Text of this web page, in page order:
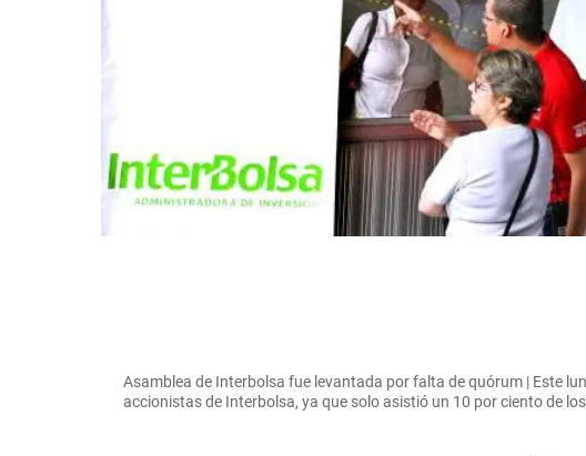
Asamblea de Interbolsa fue levantada por falta de quórum | Este
accionistas de Interbolsa, ya que solo asistió un 10 por ciento de